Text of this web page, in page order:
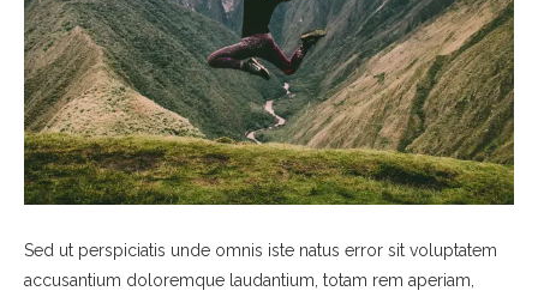
Sed ut perspiciatis unde omnis iste natus error sit voluptatem
accusantium doloremque laudantium, totam rem aperiam,